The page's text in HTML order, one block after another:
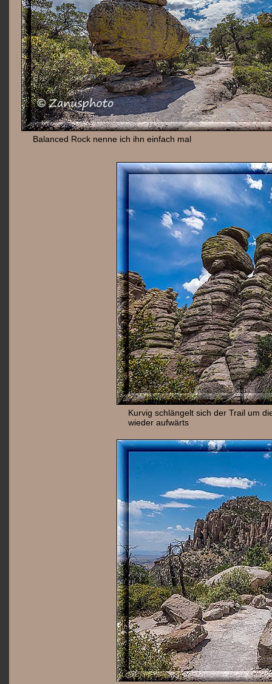
Balanced Rock nenne ich ihn einfach mal
Kurvig schlängelt sich der Trail um
wieder aufwärts